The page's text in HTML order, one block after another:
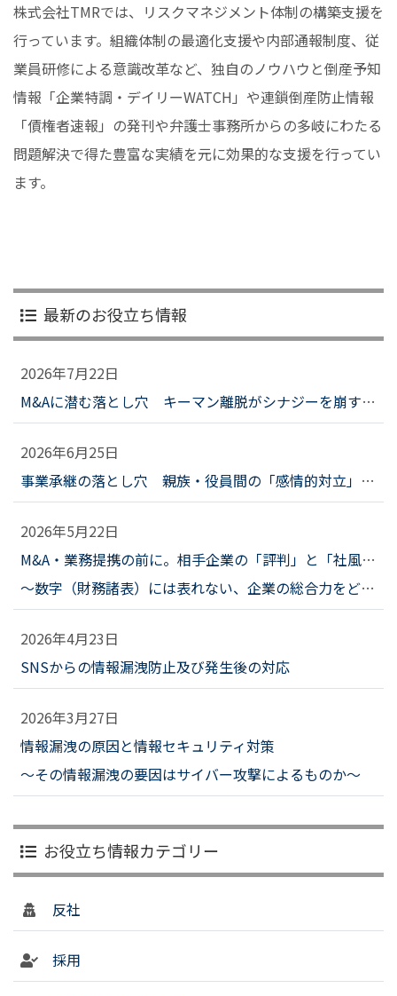
株式会社TMRでは、リスクマネジメント体制の構築支援を
行っています。組織体制の最適化支援や内部通報制度、従
業員研修による意識改革など、独自のノウハウと倒産予知
情報「企業特調・デイリーWATCH」や連鎖倒産防止情報
「債権者速報」の発刊や弁護士事務所からの多岐にわたる
問題解決で得た豊富な実績を元に効果的な支援を行ってい
ます。
最新のお役立ち情報
2026年7月22日
M&Aに潜む落とし穴 キーマン離脱がシナジーを崩すとき、企業はどう備えるべきか？
2026年6月25日
事業承継の落とし穴 親族・役員間の「感情的対立」を未然に防ぐための調査と対話
2026年5月22日
M&A・業務提携の前に。相手企業の「評判」と「社風」を調査する意義
～数字（財務諸表）には表れない、企業の総合力をどう探るか～
2026年4月23日
SNSからの情報漏洩防止及び発生後の対応
2026年3月27日
情報漏洩の原因と情報セキュリティ対策
～その情報漏洩の要因はサイバー攻撃によるものか～
お役立ち情報カテゴリー
反社
採用